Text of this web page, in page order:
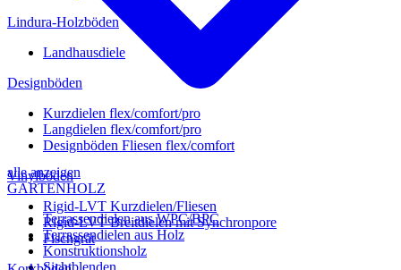
alle anzeigen
GARTENHOLZ
Terrassendielen aus WPC/BPC
Terrassendielen aus Holz
Konstruktionsholz
Sichtblenden
Lindura-Holzböden
Landhausdiele
Designböden
Kurzdielen flex/comfort/pro
Langdielen flex/comfort/pro
Designböden Fliesen flex/comfort
Vinylböden
Rigid-LVT Kurzdielen/Fliesen
Rigid-LVT Breitdielen mit Synchronpore
Fischgrät